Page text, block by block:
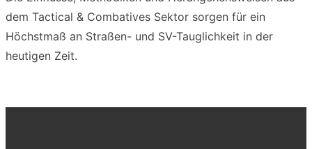
dem Tactical & Combatives Sektor sorgen für ein
Höchstmaß an Straßen- und SV-Tauglichkeit in der
heutigen Zeit.